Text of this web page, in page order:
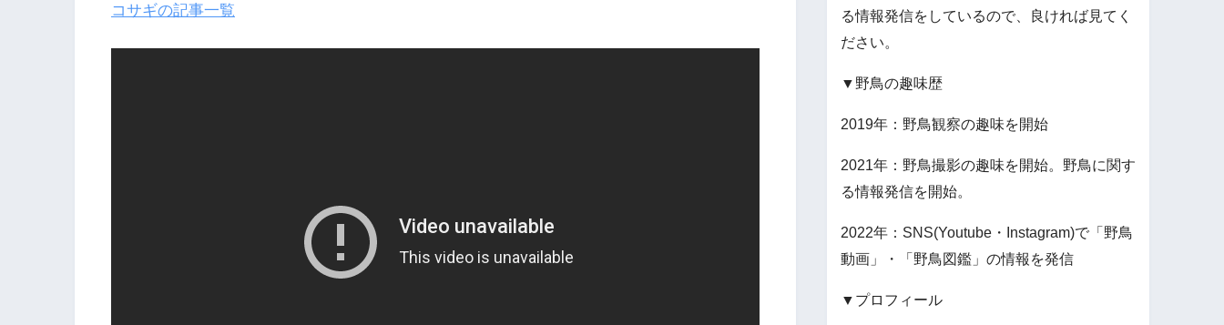
コサギの記事一覧
る情報発信をしているので、良ければ見てく
ださい。
▼野鳥の趣味歴
2019年：野鳥観察の趣味を開始
2021年：野鳥撮影の趣味を開始。野鳥に関す
る情報発信を開始。
2022年：SNS(Youtube・Instagram)で「野鳥
動画」・「野鳥図鑑」の情報を発信
▼プロフィール